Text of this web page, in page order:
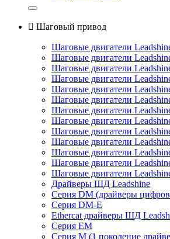
 Шаговый привод
Шаговые двигатели
Шаговые двигатели
Шаговые двигатели
Шаговые двигатели
Шаговые двигатели
Шаговые двигатели
Шаговые двигатели
Шаговые двигатели
Шаговые двигатели
Шаговые двигатели
Шаговые двигатели
Шаговые двигатели
Шаговые двигатели
Драйверы ШД Leadshine
Серия DM (драйверы
Серия DM-E
Ethercat драйверы ШД
Серия EM
Серия M (1 поколение